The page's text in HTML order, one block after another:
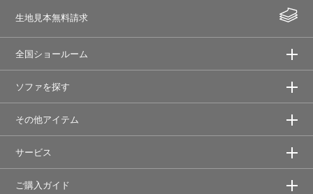
生地見本無料請求
全国ショールーム
ソファを探す
その他アイテム
サービス
ご購入ガイド